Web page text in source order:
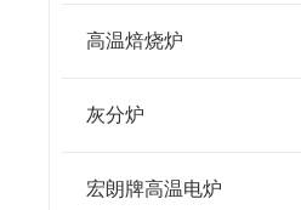
高温焙烧炉
灰分炉
宏朗牌高温电炉